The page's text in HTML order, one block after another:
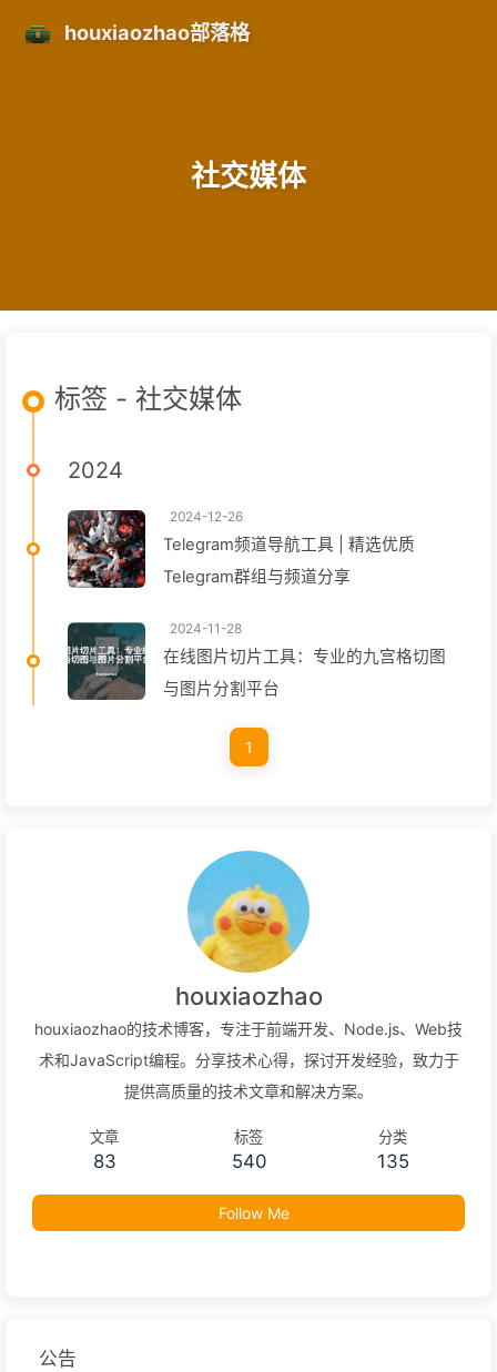
houxiaozhao部落格
社交媒体
标签 - 社交媒体
2024
2024-12-26
Telegram频道导航工具 | 精选优质
Telegram群组与频道分享
2024-11-28
在线图片切片工具：专业的九宫格切图
与图片分割平台
1
houxiaozhao
houxiaozhao的技术博客，专注于前端开发、Node.js、Web技
术和JavaScript编程。分享技术心得，探讨开发经验，致力于
提供高质量的技术文章和解决方案。
文章
83
标签
540
分类
135
Follow Me
公告